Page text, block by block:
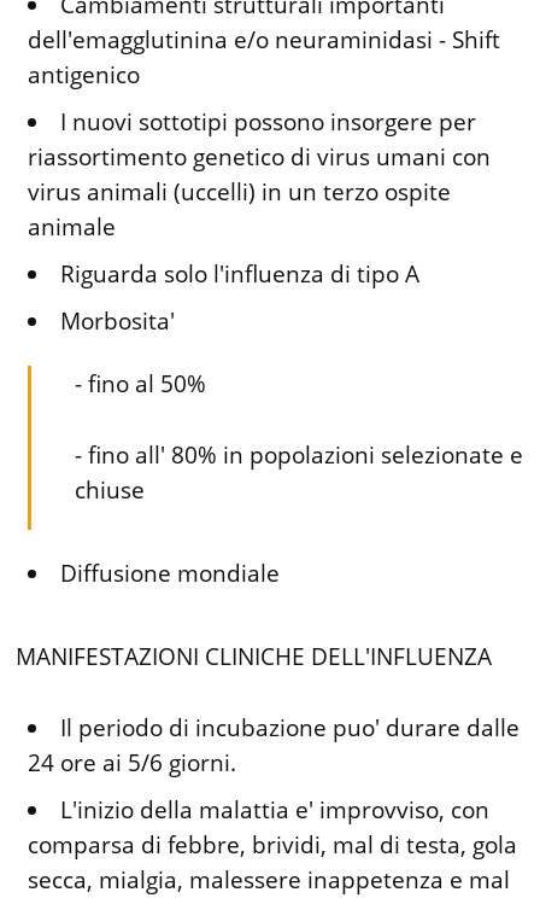
dell'emagglutinina e/o neuraminidasi - Shift
antigenico
I nuovi sottotipi possono insorgere per
riassortimento genetico di virus umani con
virus animali (uccelli) in un terzo ospite
animale
Riguarda solo l'influenza di tipo A
Morbosita'
- fino al 50%
- fino all' 80% in popolazioni selezionate e
chiuse
Diffusione mondiale
MANIFESTAZIONI CLINICHE DELL'INFLUENZA
Il periodo di incubazione puo' durare dalle
24 ore ai 5/6 giorni.
L'inizio della malattia e' improvviso, con
comparsa di febbre, brividi, mal di testa, gola
secca, mialgia, malessere inappetenza e mal